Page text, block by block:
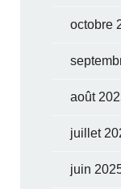
octobre
août
juillet
juin